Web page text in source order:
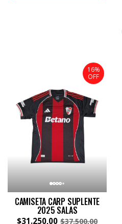
16%
OFF
CAMISETA CARP SUPLENTE
2025 SALAS
$31.250,00 $37.500,00